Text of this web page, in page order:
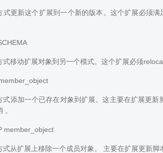
式更新这个扩展到一个新的版本。这个扩展必须
式移动扩展对象到另一个模式。这个扩展必须
式添加一个已存在对象到扩展。这主要在扩展更
。
member_object
式从扩展上移除一个成员对象。 主要在扩展更新脚